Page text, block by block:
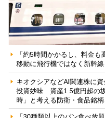
「約5時間かかるし、料金
移動に飛行機ではなく新幹
キオクシアなどAI関連株に
投資妙味 資産1.5億円超の
時」と考える防衛・食品銘
「30種類以上のパン食べ放